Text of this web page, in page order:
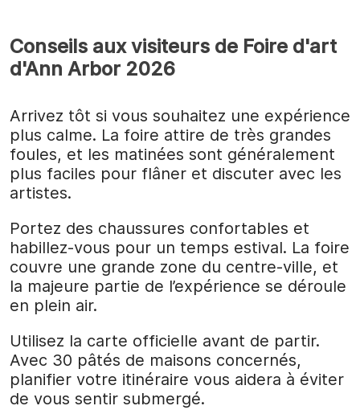
Conseils aux visiteurs de Foire d'art
d'Ann Arbor 2026
Arrivez tôt si vous souhaitez une expérience
plus calme. La foire attire de très grandes
foules, et les matinées sont généralement
plus faciles pour flâner et discuter avec les
artistes.
Portez des chaussures confortables et
habillez-vous pour un temps estival. La foire
couvre une grande zone du centre-ville, et
la majeure partie de l’expérience se déroule
en plein air.
Utilisez la carte officielle avant de partir.
Avec 30 pâtés de maisons concernés,
planifier votre itinéraire vous aidera à éviter
de vous sentir submergé.